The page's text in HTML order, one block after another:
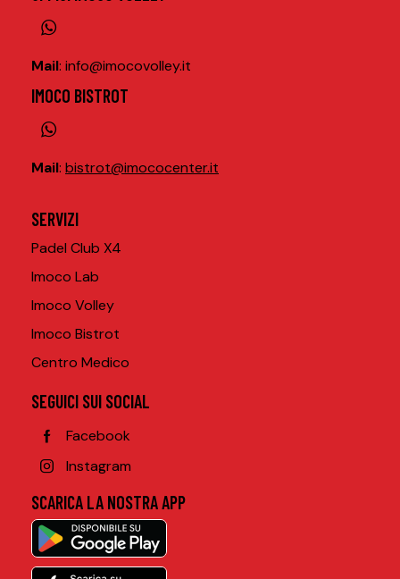
Mail: info@imocovolley.it
IMOCO BISTROT
Mail: bistrot@imococenter.it
SERVIZI
Padel Club X4
Imoco Lab
Imoco Volley
Imoco Bistrot
Centro Medico
SEGUICI SUI SOCIAL
Facebook
Instagram
SCARICA LA NOSTRA APP